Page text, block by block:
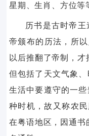
星期、生肖、方位等
历书是古时帝
帝颁布的历法，所
以后推翻了帝制，才
但包括了天文气象
生活中要遵守的一
种时机，故又称农
在粤语地区，因通书